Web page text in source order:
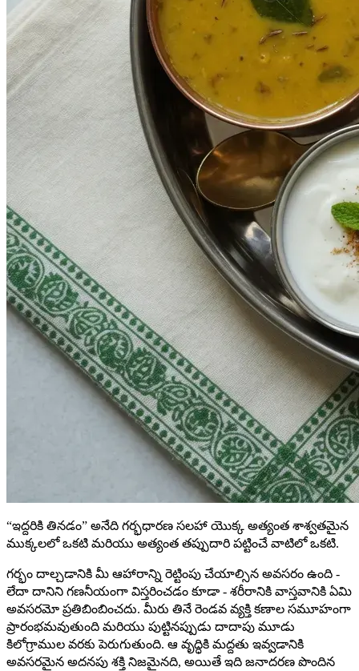
“ఇద్దరికి తినడం” అనేది గర్భధారణ సలహా యొక్క అత్యంత శాశ్వతమైన
ముక్కలలో ఒకటి మరియు అత్యంత తప్పుదారి పట్టించే వాటిలో ఒకటి.
గర్భం దాల్చడానికి మీ ఆహారాన్ని రెట్టింపు చేయాల్సిన అవసరం ఉంది -
లేదా దానిని గణనీయంగా విస్తరించడం కూడా - శరీరానికి వాస్తవానికి ఏమి
అవసరమో ప్రతిబింబించదు. మీరు తినే రెండవ వ్యక్తి కణాల సమూహంగా
ప్రారంభమవుతుంది మరియు పుట్టినప్పుడు దాదాపు మూడు
కిలోగ్రాముల వరకు పెరుగుతుంది. ఆ వృద్ధికి మద్దతు ఇవ్వడానికి
అవసరమైన అదనపు శక్తి నిజమైనది, అయితే ఇది జనాదరణ పొందిన